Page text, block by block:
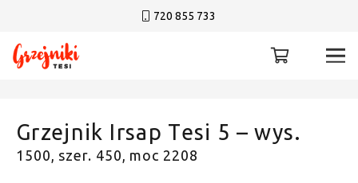
720 855 733
Grzejnik Irsap Tesi 5 – wys.
1500, szer. 450, moc 2208